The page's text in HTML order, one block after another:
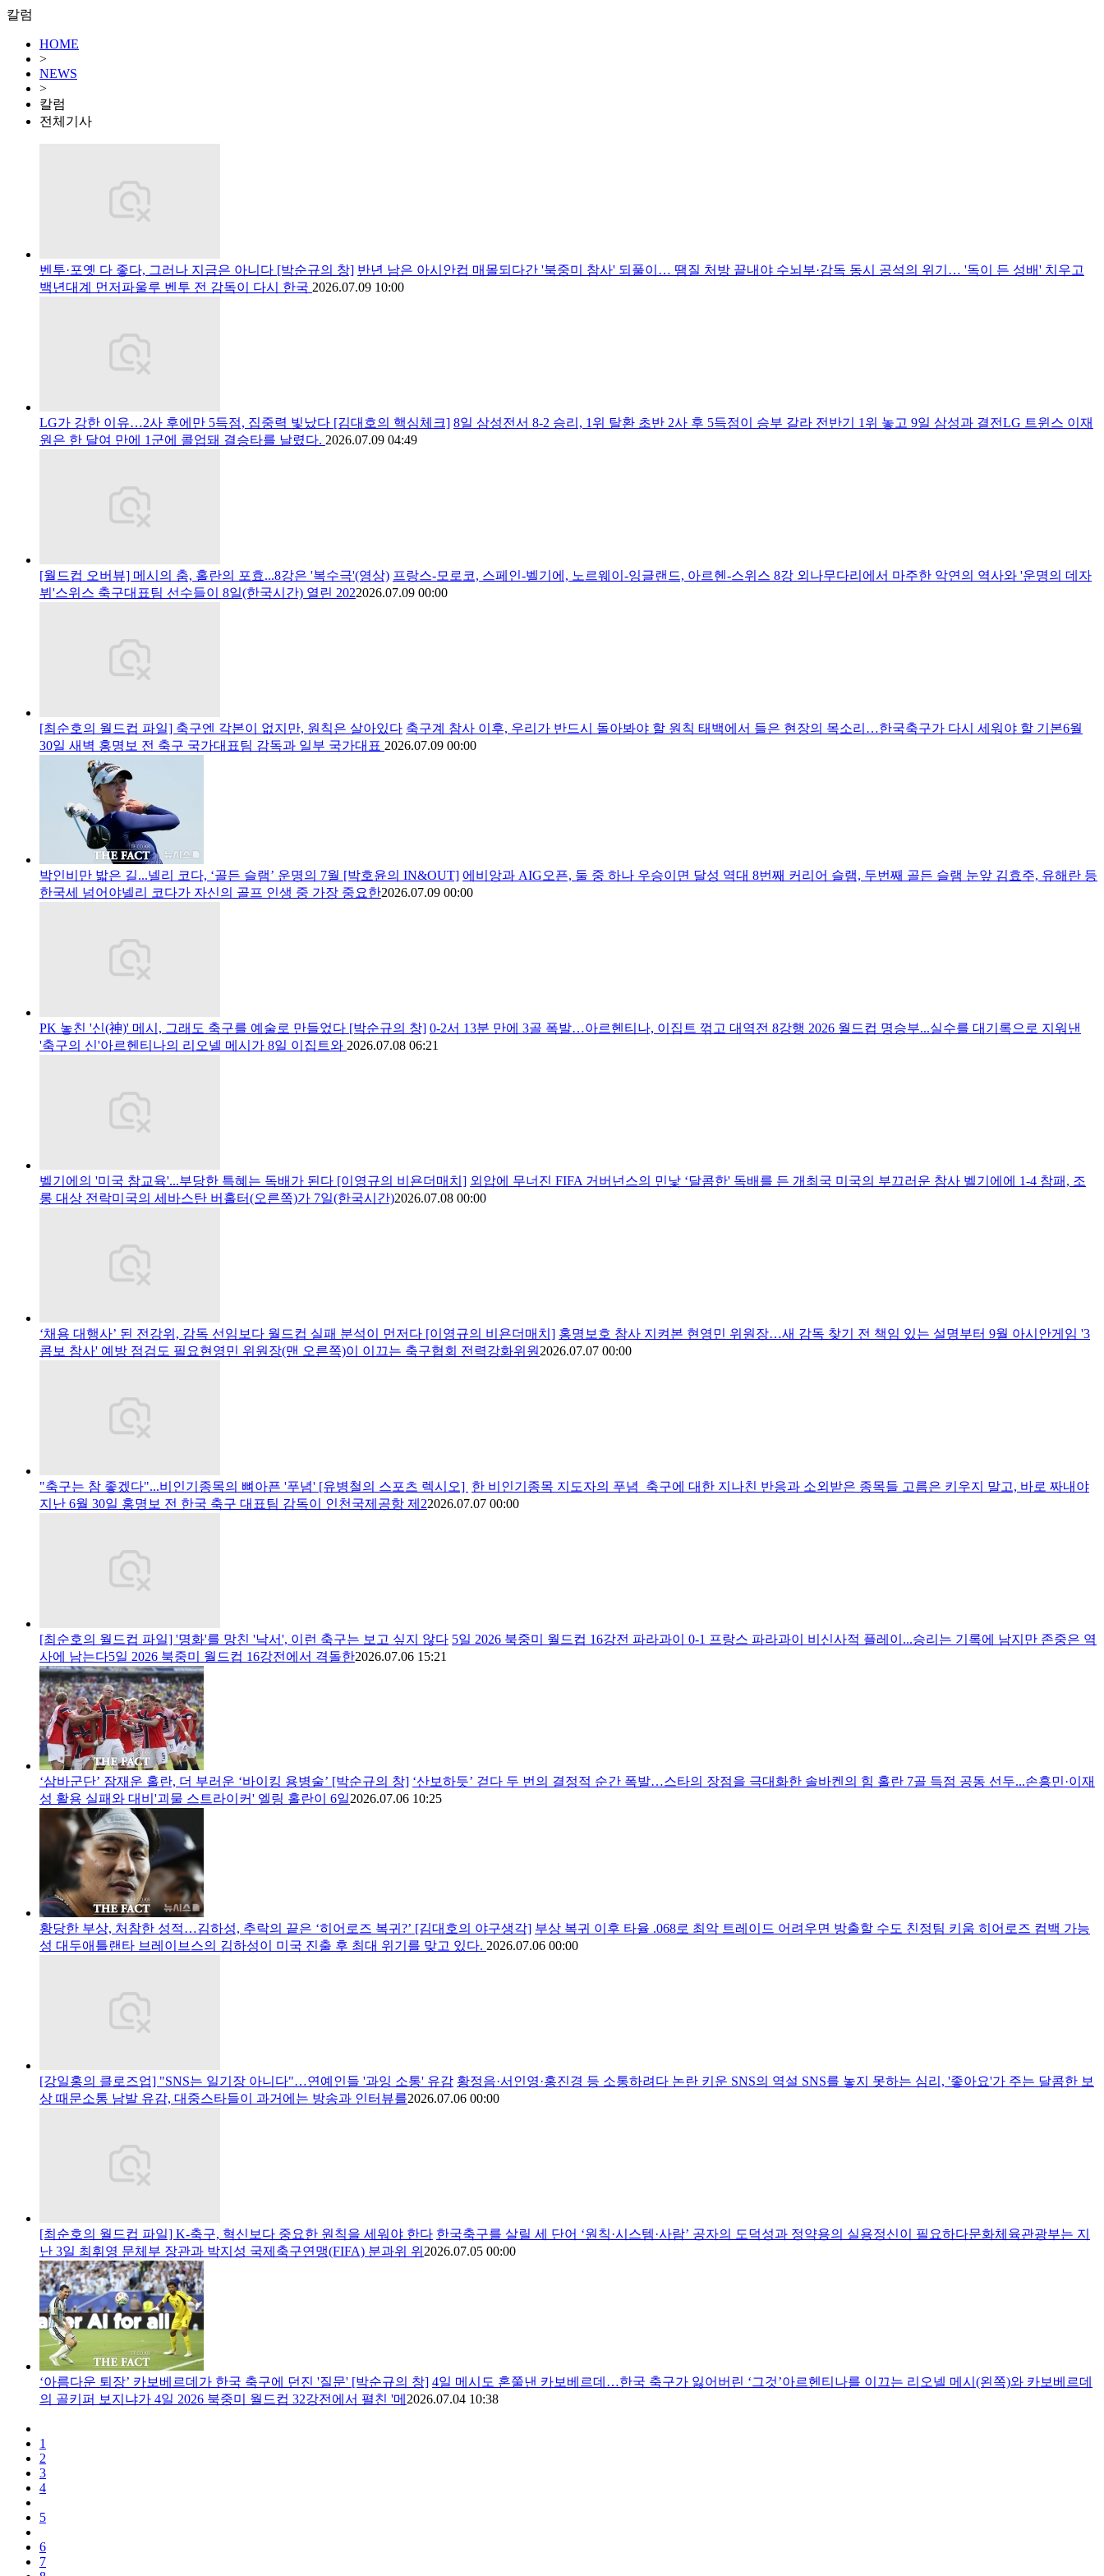
칼럼
HOME
>
NEWS
>
칼럼
전체기사
벤투·포옛 다 좋다, 그러나 지금은 아니다 [박순규의 창] 반년 남은 아시안컵 매몰되다간 '북중미 참사' 되풀이… 땜질 처방 끝내야 수뇌부·감독 동시 공석의 위기… '독이 든 성배' 치우고
백년대계 먼저파울루 벤투 전 감독이 다시 한국 2026.07.09 10:00
LG가 강한 이유…2사 후에만 5득점, 집중력 빛났다 [김대호의 핵심체크] 8일 삼성전서 8-2 승리, 1위 탈환 초반 2사 후 5득점이 승부 갈라 전반기 1위 놓고 9일 삼성과 결전LG 트윈스 이재
원은 한 달여 만에 1군에 콜업돼 결승타를 날렸다. 2026.07.09 04:49
[월드컵 오버뷰] 메시의 춤, 홀란의 포효...8강은 '복수극'(영상) 프랑스-모로코, 스페인-벨기에, 노르웨이-잉글랜드, 아르헨-스위스 8강 외나무다리에서 마주한 악연의 역사와 '운명의 데자
뷔'스위스 축구대표팀 선수들이 8일(한국시간) 열린 2022026.07.09 00:00
[최순호의 월드컵 파일] 축구엔 각본이 없지만, 원칙은 살아있다 축구계 참사 이후, 우리가 반드시 돌아봐야 할 원칙 태백에서 들은 현장의 목소리…한국축구가 다시 세워야 할 기본6월
30일 새벽 홍명보 전 축구 국가대표팀 감독과 일부 국가대표 2026.07.09 00:00
박인비만 밟은 길...넬리 코다, ‘골든 슬램’ 운명의 7월 [박호윤의 IN&OUT] 에비앙과 AIG오픈, 둘 중 하나 우승이면 달성 역대 8번째 커리어 슬램, 두번째 골든 슬램 눈앞 김효주, 유해란 등
한국세 넘어야넬리 코다가 자신의 골프 인생 중 가장 중요한2026.07.09 00:00
PK 놓친 '신(神)' 메시, 그래도 축구를 예술로 만들었다 [박순규의 창] 0-2서 13분 만에 3골 폭발…아르헨티나, 이집트 꺾고 대역전 8강행 2026 월드컵 명승부...실수를 대기록으로 지워낸
'축구의 신'아르헨티나의 리오넬 메시가 8일 이집트와 2026.07.08 06:21
벨기에의 '미국 참교육'...부당한 특혜는 독배가 된다 [이영규의 비욘더매치] 외압에 무너진 FIFA 거버넌스의 민낯 ‘달콤한' 독배를 든 개최국 미국의 부끄러운 참사 벨기에에 1-4 참패, 조
롱 대상 전락미국의 세바스탄 버홀터(오른쪽)가 7일(한국시간)2026.07.08 00:00
‘채용 대행사’ 된 전강위, 감독 선임보다 월드컵 실패 분석이 먼저다 [이영규의 비욘더매치] 홍명보호 참사 지켜본 현영민 위원장…새 감독 찾기 전 책임 있는 설명부터 9월 아시안게임 '3
콤보 참사' 예방 점검도 필요현영민 위원장(맨 오른쪽)이 이끄는 축구협회 전력강화위원 2026.07.07 00:00
"축구는 참 좋겠다"...비인기종목의 뼈아픈 '푸념' [유병철의 스포츠 렉시오] 한 비인기종목 지도자의 푸념 축구에 대한 지나친 반응과 소외받은 종목들 고름은 키우지 말고, 바로 짜내야
지난 6월 30일 홍명보 전 한국 축구 대표팀 감독이 인천국제공항 제22026.07.07 00:00
[최순호의 월드컵 파일] '명화'를 망친 '낙서', 이런 축구는 보고 싶지 않다 5일 2026 북중미 월드컵 16강전 파라과이 0-1 프랑스 파라과이 비신사적 플레이...승리는 기록에 남지만 존중은 역
사에 남는다5일 2026 북중미 월드컵 16강전에서 격돌한2026.07.06 15:21
‘삼바군단’ 잠재운 홀란, 더 부러운 ‘바이킹 용병술’ [박순규의 창] ‘산보하듯’ 걷다 두 번의 결정적 순간 폭발…스타의 장점을 극대화한 솔바켄의 힘 홀란 7골 득점 공동 선두...손흥민·이재
성 활용 실패와 대비'괴물 스트라이커' 엘링 홀란이 6일2026.07.06 10:25
황당한 부상, 처참한 성적…김하성, 추락의 끝은 ‘히어로즈 복귀?’ [김대호의 야구생각] 부상 복귀 이후 타율 .068로 최악 트레이드 어려우면 방출할 수도 친정팀 키움 히어로즈 컴백 가능
성 대두애틀랜타 브레이브스의 김하성이 미국 진출 후 최대 위기를 맞고 있다. 2026.07.06 00:00
[강일홍의 클로즈업] "SNS는 일기장 아니다"…연예인들 '과잉 소통' 유감 황정음·서인영·홍진경 등 소통하려다 논란 키운 SNS의 역설 SNS를 놓지 못하는 심리, '좋아요'가 주는 달콤한 보
상 때문소통 남발 유감, 대중스타들이 과거에는 방송과 인터뷰를2026.07.06 00:00
[최순호의 월드컵 파일] K-축구, 혁신보다 중요한 원칙을 세워야 한다 한국축구를 살릴 세 단어 ‘원칙·시스템·사람’ 공자의 도덕성과 정약용의 실용정신이 필요하다문화체육관광부는 지
난 3일 최휘영 문체부 장관과 박지성 국제축구연맹(FIFA) 분과위 위 2026.07.05 00:00
‘아름다운 퇴장’ 카보베르데가 한국 축구에 던진 '질문' [박순규의 창] 4일 메시도 혼쭐낸 카보베르데…한국 축구가 잃어버린 ‘그것’아르헨티나를 이끄는 리오넬 메시(왼쪽)와 카보베르데
의 골키퍼 보지냐가 4일 2026 북중미 월드컵 32강전에서 펼친 '메 2026.07.04 10:38
1
2
3
4
5
6
7